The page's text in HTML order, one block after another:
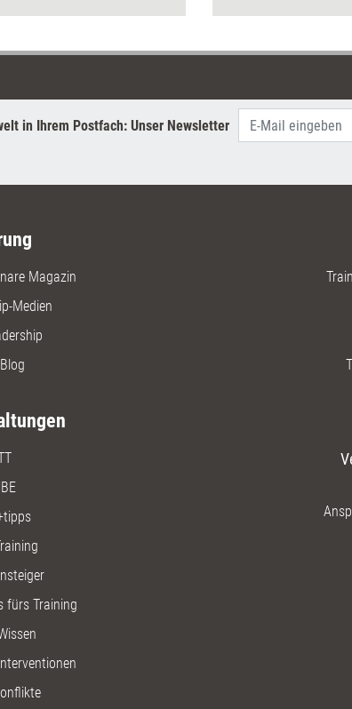
in Ihrem Postfach: Unser Newsletter
Magazin
Medien
fürs Training